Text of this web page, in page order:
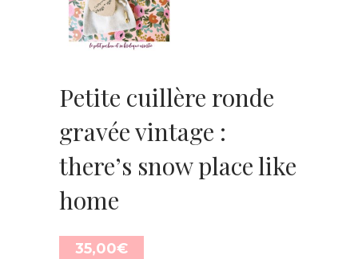
Petite cuillère ronde
gravée vintage :
there’s snow place like
home
35,00€